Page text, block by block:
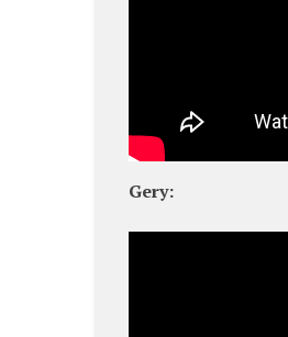
Gery: